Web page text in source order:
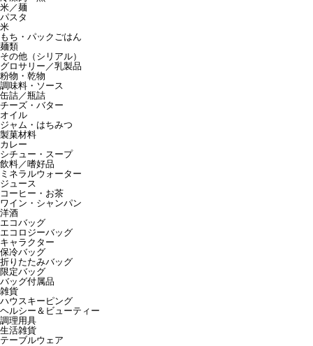
米／麺
パスタ
米
もち・パックごはん
麺類
その他（シリアル）
グロサリー／乳製品
粉物・乾物
調味料・ソース
缶詰／瓶詰
チーズ・バター
オイル
ジャム・はちみつ
製菓材料
カレー
シチュー・スープ
飲料／嗜好品
ミネラルウォーター
ジュース
コーヒー・お茶
ワイン・シャンパン
洋酒
エコバッグ
エコロジーバッグ
キャラクター
保冷バッグ
折りたたみバッグ
限定バッグ
バッグ付属品
雑貨
ハウスキーピング
ヘルシー＆ビューティー
調理用具
生活雑貨
テーブルウェア